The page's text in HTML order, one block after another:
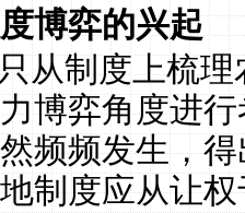
博弈的兴起
从制度上梳
博弈角度进
频频发生，
制度应从让